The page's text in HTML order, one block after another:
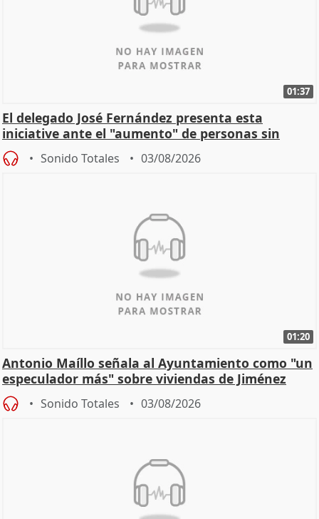
01:37
El delegado José Fernández presenta esta
iniciative ante el "aumento" de personas sin
hogar en Madri
Sonido Totales 03/08/2026
01:20
Antonio Maíllo señala al Ayuntamiento como "un
especulador más" sobre viviendas de Jiménez
Becerril
Sonido Totales 03/08/2026